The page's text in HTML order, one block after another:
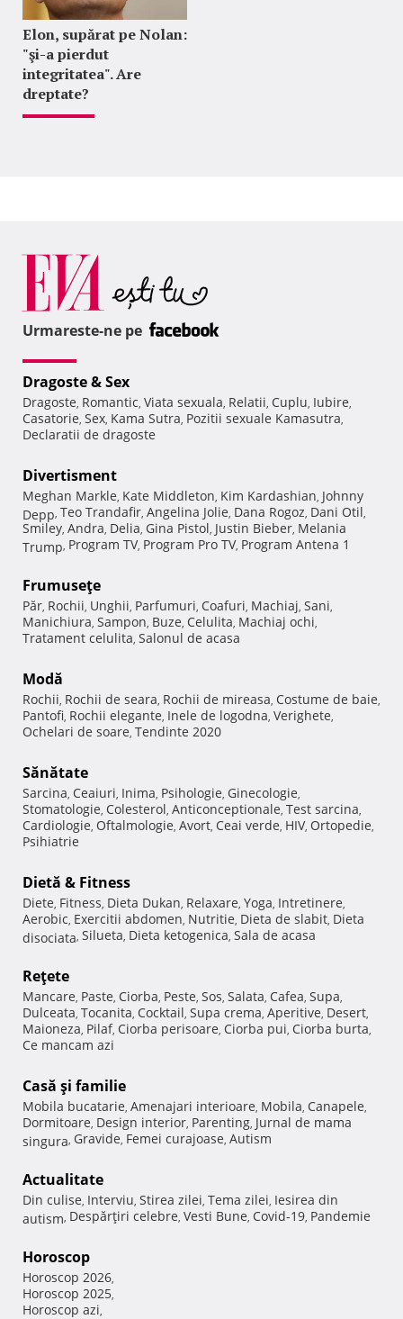
Elon, supărat pe Nolan:
"şi-a pierdut
integritatea". Are
dreptate?
Urmareste-ne pe
Dragoste & Sex
Dragoste, Romantic, Viata sexuala, Relatii, Cuplu, Iubire,
Casatorie, Sex, Kama Sutra, Pozitii sexuale Kamasutra,
Declaratii de dragoste
Divertisment
Meghan Markle, Kate Middleton, Kim Kardashian, Johnny
Depp, Teo Trandafir, Angelina Jolie, Dana Rogoz, Dani Otil,
Smiley, Andra, Delia, Gina Pistol, Justin Bieber, Melania
Trump, Program TV, Program Pro TV, Program Antena 1
Frumuseţe
Păr, Rochii, Unghii, Parfumuri, Coafuri, Machiaj, Sani,
Manichiura, Sampon, Buze, Celulita, Machiaj ochi,
Tratament celulita, Salonul de acasa
Modă
Rochii, Rochii de seara, Rochii de mireasa, Costume de baie,
Pantofi, Rochii elegante, Inele de logodna, Verighete,
Ochelari de soare, Tendinte 2020
Sănătate
Sarcina, Ceaiuri, Inima, Psihologie, Ginecologie,
Stomatologie, Colesterol, Anticonceptionale, Test sarcina,
Cardiologie, Oftalmologie, Avort, Ceai verde, HIV, Ortopedie,
Psihiatrie
Dietă & Fitness
Diete, Fitness, Dieta Dukan, Relaxare, Yoga, Intretinere,
Aerobic, Exercitii abdomen, Nutritie, Dieta de slabit, Dieta
disociata, Silueta, Dieta ketogenica, Sala de acasa
Reţete
Mancare, Paste, Ciorba, Peste, Sos, Salata, Cafea, Supa,
Dulceata, Tocanita, Cocktail, Supa crema, Aperitive, Desert,
Maioneza, Pilaf, Ciorba perisoare, Ciorba pui, Ciorba burta,
Ce mancam azi
Casă şi familie
Mobila bucatarie, Amenajari interioare, Mobila, Canapele,
Dormitoare, Design interior, Parenting, Jurnal de mama
singura, Gravide, Femei curajoase, Autism
Actualitate
Din culise, Interviu, Stirea zilei, Tema zilei, Iesirea din
autism, Despărţiri celebre, Vesti Bune, Covid-19, Pandemie
Horoscop
Horoscop 2026,
Horoscop 2025,
Horoscop azi,